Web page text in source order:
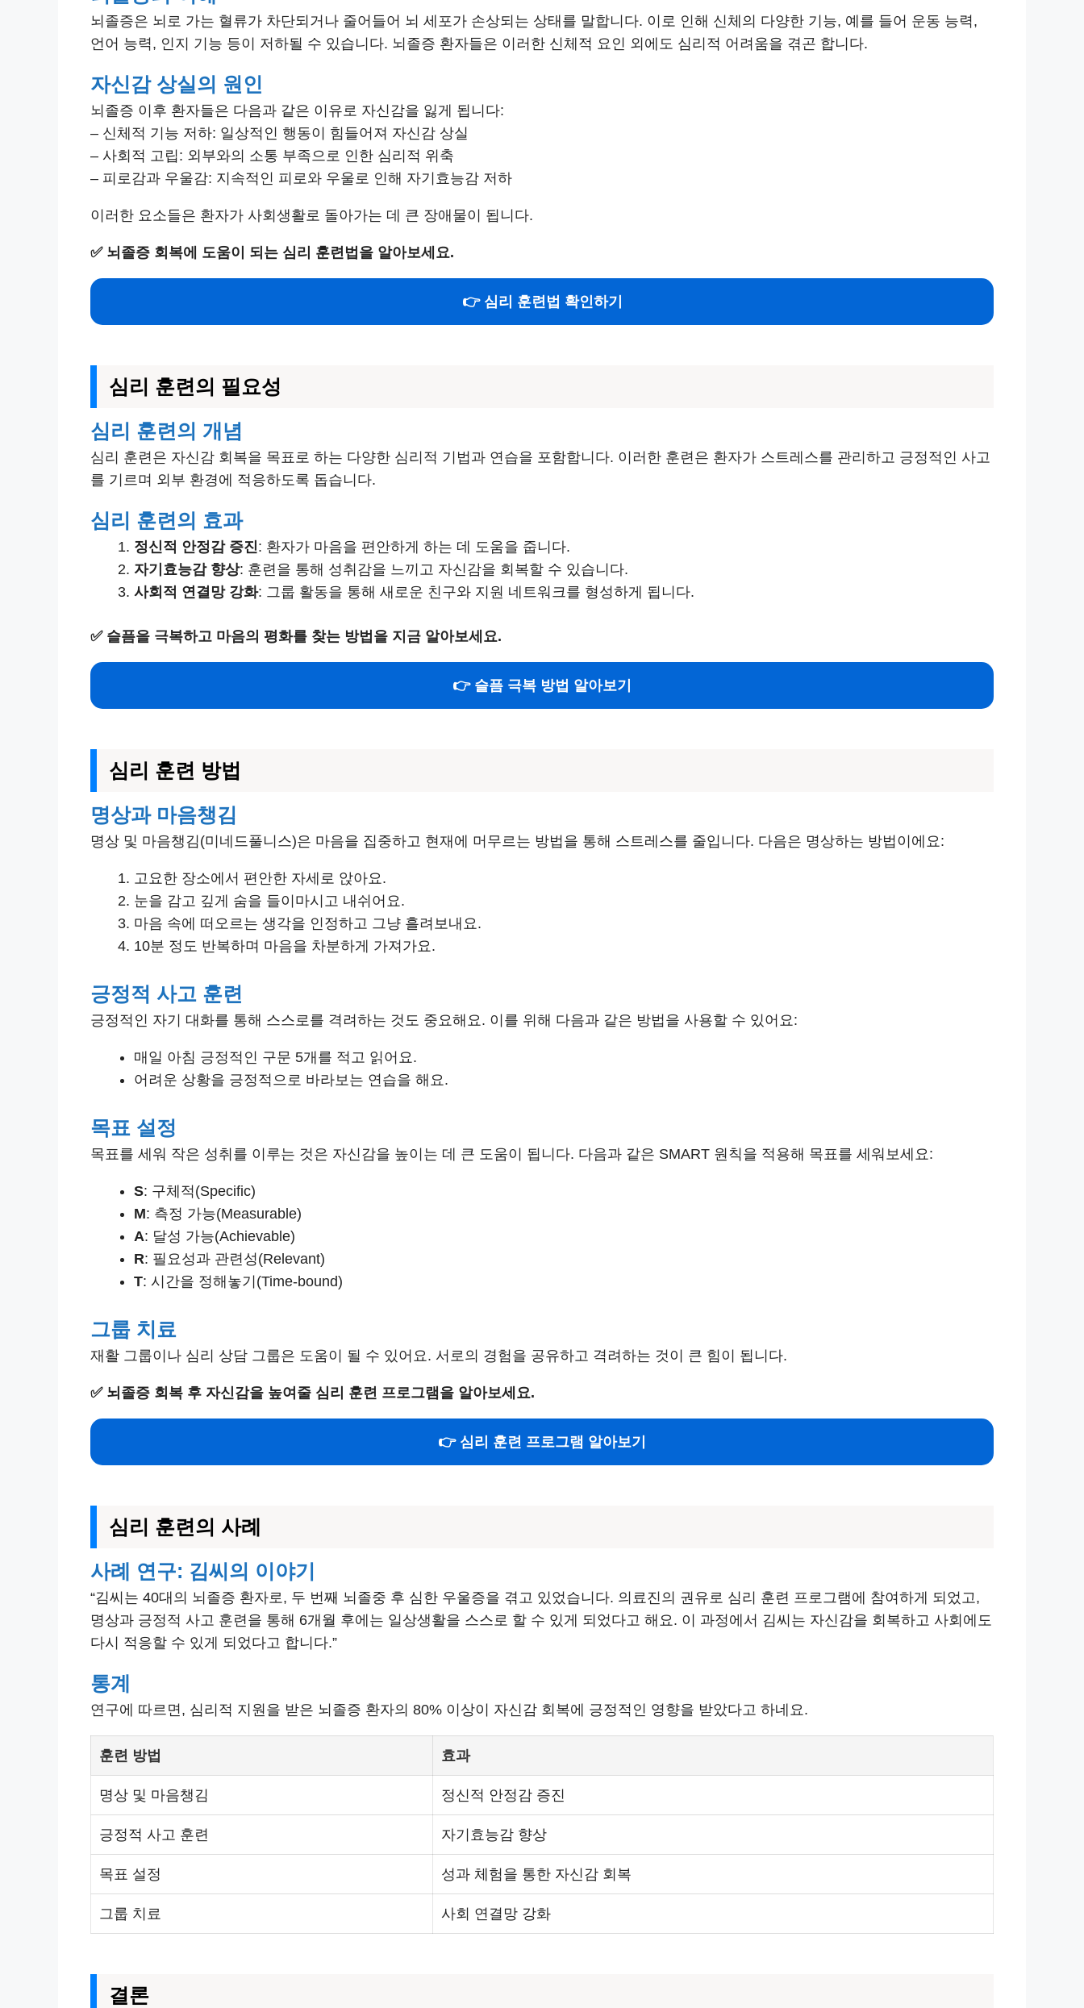
뇌졸증은 뇌로 가는 혈류가 차단되거나 줄어들어 뇌 세포가 손상되는 상태를 말합니다. 이로 인해 신체의 다양한 기능, 예를 들어 운동 능력,
언어 능력, 인지 기능 등이 저하될 수 있습니다. 뇌졸증 환자들은 이러한 신체적 요인 외에도 심리적 어려움을 겪곤 합니다.
자신감 상실의 원인
뇌졸증 이후 환자들은 다음과 같은 이유로 자신감을 잃게 됩니다:
– 신체적 기능 저하: 일상적인 행동이 힘들어져 자신감 상실
– 사회적 고립: 외부와의 소통 부족으로 인한 심리적 위축
– 피로감과 우울감: 지속적인 피로와 우울로 인해 자기효능감 저하
이러한 요소들은 환자가 사회생활로 돌아가는 데 큰 장애물이 됩니다.
✅ 뇌졸증 회복에 도움이 되는 심리 훈련법을 알아보세요.
👉 심리 훈련법 확인하기
심리 훈련의 필요성
심리 훈련의 개념
심리 훈련은 자신감 회복을 목표로 하는 다양한 심리적 기법과 연습을 포함합니다. 이러한 훈련은 환자가 스트레스를 관리하고 긍정적인 사고
를 기르며 외부 환경에 적응하도록 돕습니다.
심리 훈련의 효과
정신적 안정감 증진: 환자가 마음을 편안하게 하는 데 도움을 줍니다.
자기효능감 향상: 훈련을 통해 성취감을 느끼고 자신감을 회복할 수 있습니다.
사회적 연결망 강화: 그룹 활동을 통해 새로운 친구와 지원 네트워크를 형성하게 됩니다.
✅ 슬픔을 극복하고 마음의 평화를 찾는 방법을 지금 알아보세요.
👉 슬픔 극복 방법 알아보기
심리 훈련 방법
명상과 마음챙김
명상 및 마음챙김(미네드풀니스)은 마음을 집중하고 현재에 머무르는 방법을 통해 스트레스를 줄입니다. 다음은 명상하는 방법이에요:
고요한 장소에서 편안한 자세로 앉아요.
눈을 감고 깊게 숨을 들이마시고 내쉬어요.
마음 속에 떠오르는 생각을 인정하고 그냥 흘려보내요.
10분 정도 반복하며 마음을 차분하게 가져가요.
긍정적 사고 훈련
긍정적인 자기 대화를 통해 스스로를 격려하는 것도 중요해요. 이를 위해 다음과 같은 방법을 사용할 수 있어요:
매일 아침 긍정적인 구문 5개를 적고 읽어요.
어려운 상황을 긍정적으로 바라보는 연습을 해요.
목표 설정
목표를 세워 작은 성취를 이루는 것은 자신감을 높이는 데 큰 도움이 됩니다. 다음과 같은 SMART 원칙을 적용해 목표를 세워보세요:
S: 구체적(Specific)
M: 측정 가능(Measurable)
A: 달성 가능(Achievable)
R: 필요성과 관련성(Relevant)
T: 시간을 정해놓기(Time-bound)
그룹 치료
재활 그룹이나 심리 상담 그룹은 도움이 될 수 있어요. 서로의 경험을 공유하고 격려하는 것이 큰 힘이 됩니다.
✅ 뇌졸증 회복 후 자신감을 높여줄 심리 훈련 프로그램을 알아보세요.
👉 심리 훈련 프로그램 알아보기
심리 훈련의 사례
사례 연구: 김씨의 이야기
“김씨는 40대의 뇌졸증 환자로, 두 번째 뇌졸중 후 심한 우울증을 겪고 있었습니다. 의료진의 권유로 심리 훈련 프로그램에 참여하게 되었고,
명상과 긍정적 사고 훈련을 통해 6개월 후에는 일상생활을 스스로 할 수 있게 되었다고 해요. 이 과정에서 김씨는 자신감을 회복하고 사회에도
다시 적응할 수 있게 되었다고 합니다.”
통계
연구에 따르면, 심리적 지원을 받은 뇌졸증 환자의 80% 이상이 자신감 회복에 긍정적인 영향을 받았다고 하네요.
훈련 방법 효과
명상 및 마음챙김 정신적 안정감 증진
긍정적 사고 훈련 자기효능감 향상
목표 설정 성과 체험을 통한 자신감 회복
그룹 치료 사회 연결망 강화
결론